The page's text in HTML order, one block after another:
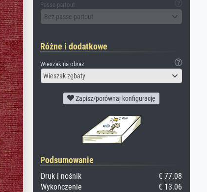
Passe-partout
Bez passe-partout
Różne i dodatkowe
Wieszak na obraz
Wieszak zębaty
Zapisz/porównaj konfigurację
Podsumowanie
Druk i nośnik
€ 77.08
Wykończenie
€ 13.06